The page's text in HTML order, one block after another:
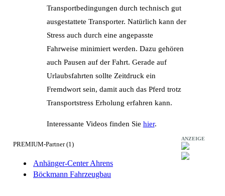
Transportbedingungen durch technisch gut
ausgestattete Transporter. Natürlich kann der
Stress auch durch eine angepasste
Fahrweise minimiert werden. Dazu gehören
auch Pausen auf der Fahrt. Gerade auf
Urlaubsfahrten sollte Zeitdruck ein
Fremdwort sein, damit auch das Pferd trotz
Transportstress Erholung erfahren kann.
Interessante Videos finden Sie hier.
ANZEIGE
PREMIUM-Partner (1)
Anhänger-Center Ahrens
Böckmann Fahrzeugbau